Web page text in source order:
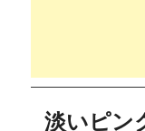
淡いピン